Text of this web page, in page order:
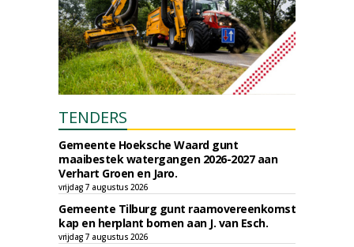
TENDERS
Gemeente Hoeksche Waard gunt
maaibestek watergangen 2026-2027 aan
Verhart Groen en Jaro.
vrijdag 7 augustus 2026
Gemeente Tilburg gunt raamovereenkomst
kap en herplant bomen aan J. van Esch.
vrijdag 7 augustus 2026